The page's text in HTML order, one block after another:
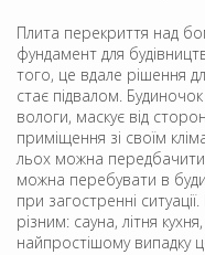
Плита перекриття над
фундамент для
того, це вдале рішення
стає підвалом.
вологи, маскує від
приміщення зі своїм
льох можна передбачити
можна перебувати в
при загостренні
різним: сауна, літня
найпростішому випадку